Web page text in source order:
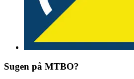
Sugen på MTBO?